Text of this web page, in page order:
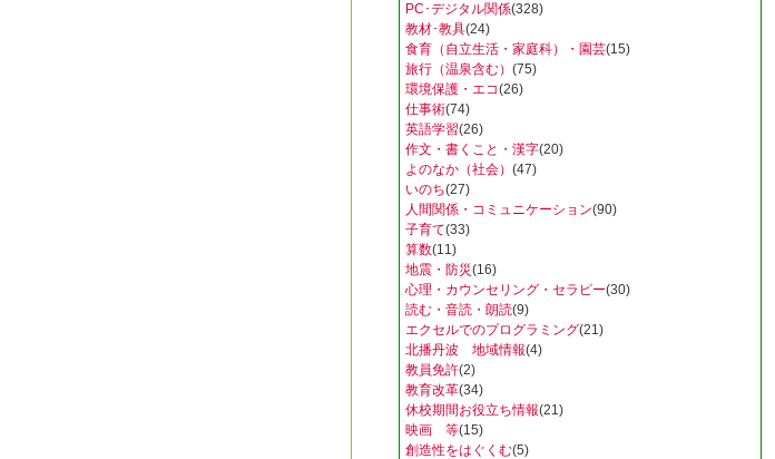
PC･デジタル関係(328)
教材･教具(24)
食育（自立生活・家庭科）・園芸(15)
旅行（温泉含む） (75)
環境保護・エコ(26)
仕事術(74)
英語学習(26)
作文・書くこと・漢字(20)
よのなか（社会） (47)
いのち(27)
人間関係・コミュニケーション(90)
子育て(33)
算数(11)
地震・防災(16)
心理・カウンセリング・セラピー(30)
読む・音読・朗読(9)
エクセルでのプログラミング(21)
北播丹波 地域情報(4)
教員免許(2)
教育改革(34)
休校期間お役立ち情報(21)
映画 等(15)
創造性をはぐくむ(5)